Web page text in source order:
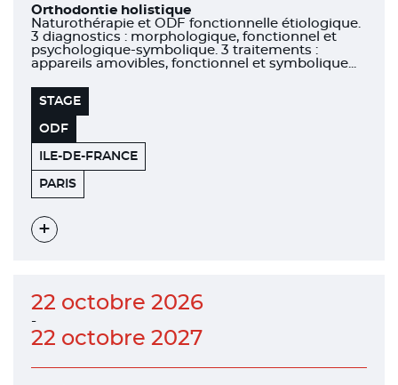
Orthodontie holistique
Naturothérapie et ODF fonctionnelle étiologique.
3 diagnostics : morphologique, fonctionnel et
psychologique-symbolique. 3 traitements :
appareils amovibles, fonctionnel et symbolique...
STAGE
ODF
ILE-DE-FRANCE
HÔTEL
4*
MONTMARTRE
PARIS
Voir
22 octobre 2026
-
22 octobre 2027